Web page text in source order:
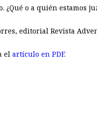
¿Qué o a quién estamos
editorial Revista
el artículo en PDF.